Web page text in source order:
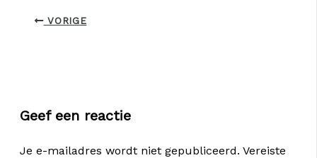
VORIGE
Geef een reactie
Je e-mailadres wordt niet gepubliceerd. Vereiste